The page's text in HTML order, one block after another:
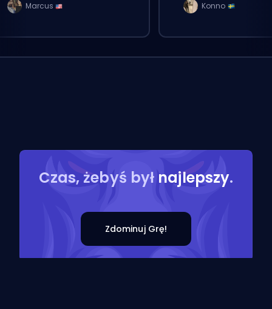
Marcus Konno
Czas, żebyś był najlepszy.
Zdominuj Grę!